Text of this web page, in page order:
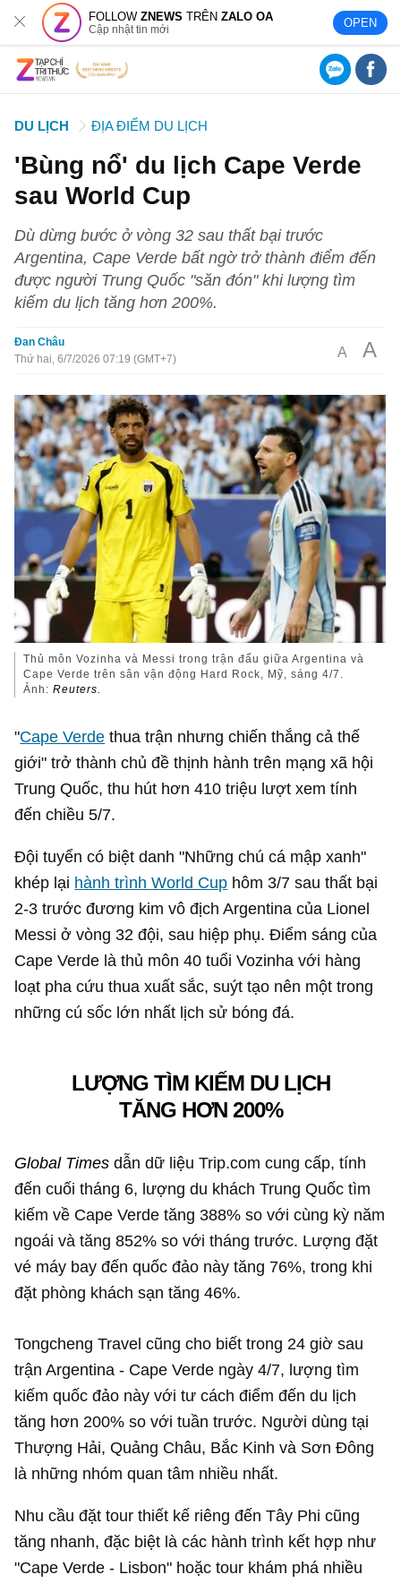
FOLLOWZNEWS TRÊNZALO OA
Cập nhật tin mới OPEN
DU LỊCH ĐỊA ĐIỂM DU LỊCH
'Bùng nổ' du lịch Cape Verde
sau World Cup
Dù dừng bước ở vòng 32 sau thất bại trước
Argentina, Cape Verde bất ngờ trở thành điểm đến
được người Trung Quốc "săn đón" khi lượng tìm
kiếm du lịch tăng hơn 200%.
Đan Châu
Thứ hai, 6/7/2026 07:19 (GMT+7)
A A
Thủ môn Vozinha và Messi trong trận đấu giữa Argentina và
Cape Verde trên sân vận động Hard Rock, Mỹ, sáng 4/7.
Ảnh:Reuters.
"Cape Verde thua trận nhưng chiến thắng cả thế
giới" trở thành chủ đề thịnh hành trên mạng xã hội
Trung Quốc, thu hút hơn 410 triệu lượt xem tính
đến chiều 5/7.
Đội tuyển có biệt danh "Những chú cá mập xanh"
khép lại hành trình World Cup hôm 3/7 sau thất bại
2-3 trước đương kim vô địch Argentina của Lionel
Messi ở vòng 32 đội, sau hiệp phụ. Điểm sáng của
Cape Verde là thủ môn 40 tuổi Vozinha với hàng
loạt pha cứu thua xuất sắc, suýt tạo nên một trong
những cú sốc lớn nhất lịch sử bóng đá.
LƯỢNG TÌM KIẾM DU LỊCH
TĂNG HƠN 200%
Global Times dẫn dữ liệu Trip.com cung cấp, tính
đến cuối tháng 6, lượng du khách Trung Quốc tìm
kiếm về Cape Verde tăng 388% so với cùng kỳ năm
ngoái và tăng 852% so với tháng trước. Lượng đặt
vé máy bay đến quốc đảo này tăng 76%, trong khi
đặt phòng khách sạn tăng 46%.
Tongcheng Travel cũng cho biết trong 24 giờ sau
trận Argentina - Cape Verde ngày 4/7, lượng tìm
kiếm quốc đảo này với tư cách điểm đến du lịch
tăng hơn 200% so với tuần trước. Người dùng tại
Thượng Hải, Quảng Châu, Bắc Kinh và Sơn Đông
là những nhóm quan tâm nhiều nhất.
Nhu cầu đặt tour thiết kế riêng đến Tây Phi cũng
tăng nhanh, đặc biệt là các hành trình kết hợp như
"Cape Verde - Lisbon" hoặc tour khám phá nhiều